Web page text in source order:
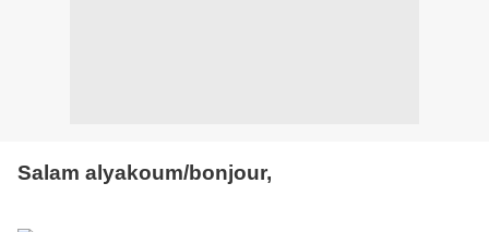
Salam alyakoum/bonjour,